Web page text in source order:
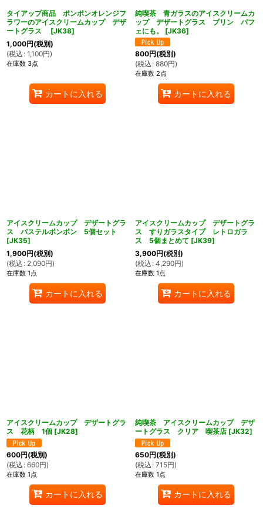
タイアップ商品 ポンポンオレンジフ
ラワーのアイスクリームカップ デザ
ートグラス
[JK38]
1,000円(税別)
(税込 : 1,100円)
在庫数 3点
カートに入れる
純喫茶 青ガラスのアイスクリームカ
ップ デザートグラス プリン パフ
ェにも。
[JK36]
800円(税別)
(税込 : 880円)
在庫数 2点
カートに入れる
アイスクリームカップ デザートグラ
ス パステルポンポン 5個セット
[JK35]
1,900円(税別)
(税込 : 2,090円)
在庫数 1点
カートに入れる
アイスクリームカップ デザートグラ
ス すりガラスタイプ レトロガラ
ス 5個まとめて [JK39]
3,900円(税別)
(税込 : 4,290円)
在庫数 1点
カートに入れる
アイスクリームカップ デザートグラ
ス 花柄 1個 [JK28]
600円(税別)
(税込 : 660円)
在庫数 1点
カートに入れる
純喫茶 アイスクリームカップ デザ
ートグラス クリア 喫茶店 [JK32]
650円(税別)
(税込 : 715円)
在庫数 1点
カートに入れる